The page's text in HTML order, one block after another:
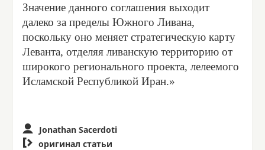
Значение данного соглашения выходит
далеко за пределы Южного Ливана,
поскольку оно меняет стратегическую карту
Леванта, отделяя ливанскую территорию от
широкого регионального проекта, лелеемого
Исламской Республикой Иран.»
Jonathan Sacerdoti
 оригинал статьи